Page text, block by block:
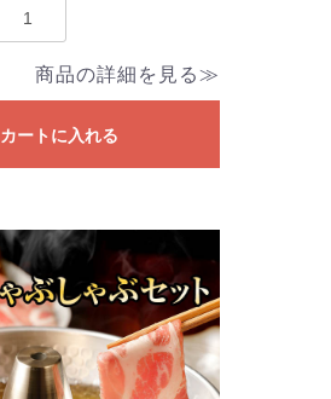
商品の詳細を見る≫
カートに入れる